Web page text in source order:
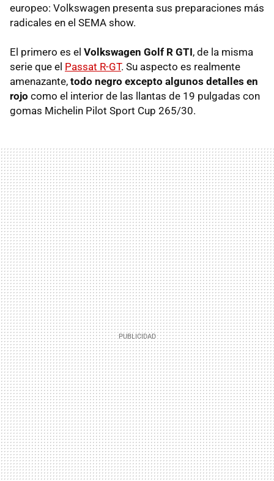
europeo: Volkswagen presenta sus preparaciones más
radicales en el SEMA show.
El primero es el Volkswagen Golf R GTI, de la misma
serie que el Passat R-GT. Su aspecto es realmente
amenazante, todo negro excepto algunos detalles en
rojo como el interior de las llantas de 19 pulgadas con
gomas Michelin Pilot Sport Cup 265/30.